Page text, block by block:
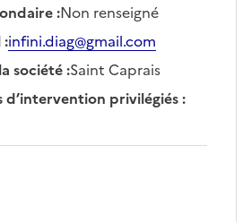
:Non renseigné
:infini.diag@gmail.com
société:Saint Caprais
privilégiés: